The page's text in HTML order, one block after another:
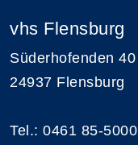
vhs Flensburg
Süderhofenden 40
24937 Flensburg
Tel.: 0461 85-5000